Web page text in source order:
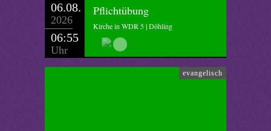
06.08.
2026
06:55
Uhr
Pflichtübung
Kirche in WDR 5 | Döhling
evangelisch